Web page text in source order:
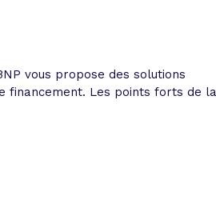
vous propose des solutions
financement. Les points forts de la